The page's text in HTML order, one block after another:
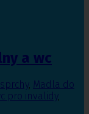
a wc
, Madla do
pro invalidy,